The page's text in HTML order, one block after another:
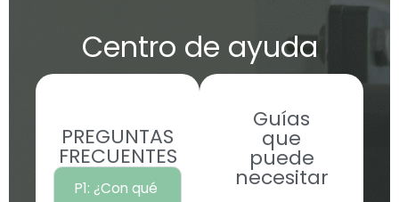
Centro de ayuda
PREGUNTAS
FRECUENTES
P1: ¿Con qué
Guías
que
puede
necesitar